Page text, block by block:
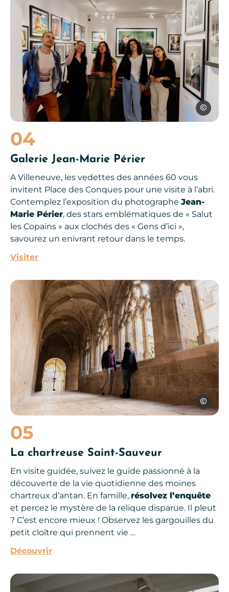
04
Galerie Jean-Marie Périer
A Villeneuve, les vedettes des années 60 vous
invitent Place des Conques pour une visite à l’abri.
Contemplez l’exposition du photographeJean-
Marie Périer, des stars emblématiques de « Salut
les Copains » aux clochés des « Gens d’ici »,
savourez un enivrant retour dans le temps.
Visiter
Les
05
La chartreuse Saint-Sauveur
En visite guidée, suivez le guide passionné à la
découverte de la vie quotidienne des moines
chartreux d’antan. En famille, résolvez l’enquête
et percez le mystère de la relique disparue. Il pleut
? C’est encore mieux ! Observez les gargouilles du
petit cloître qui prennent vie …
Découvrir
Petit cloître de la Chartreuse, © Cedric Manoukian
Cedric
Les activités en intérieur